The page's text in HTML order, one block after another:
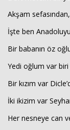
Akşam
İşte ben
Bir babanın öz
Yedi oğlum var biri
Bir kızım var
İki ikizim var
Her nesneye can